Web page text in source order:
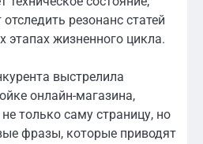
резонанс статей
этапах жизненного цикла.
выстрелила
онлайн-магазина,
только саму страницу, но
фразы, которые приводят